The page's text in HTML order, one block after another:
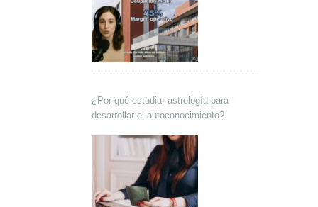
¿Por qué estudiar astrología para
desarrollar el autoconocimiento?